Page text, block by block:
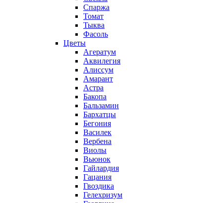
Спаржа
Томат
Тыква
Фасоль
Цветы
Агератум
Аквилегия
Алиссум
Амарант
Астра
Бакопа
Бальзамин
Бархатцы
Бегония
Василек
Вербена
Виолы
Вьюнок
Гайлардия
Гацания
Гвоздика
Гелехризум